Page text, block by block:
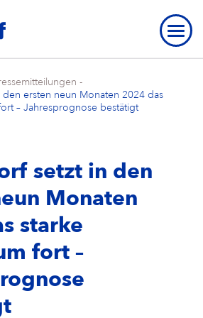
/ CURITAS
-
den ersten neun Monaten 2024 das
– Jahresprognose bestätigt
setzt in den
Monaten
starke
fort –